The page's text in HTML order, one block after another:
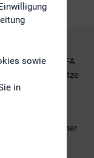
stellte die DVFA
Die Grundsätze
von
DVFA-
und
deutscher
gezeigt.
sowie
in